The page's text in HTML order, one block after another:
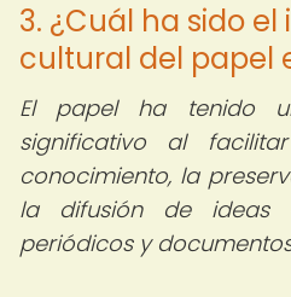
3. ¿Cuál ha sido
cultural del papel
El papel ha tenido
significativo al
conocimiento, la
la difusión de ideas
periódicos y